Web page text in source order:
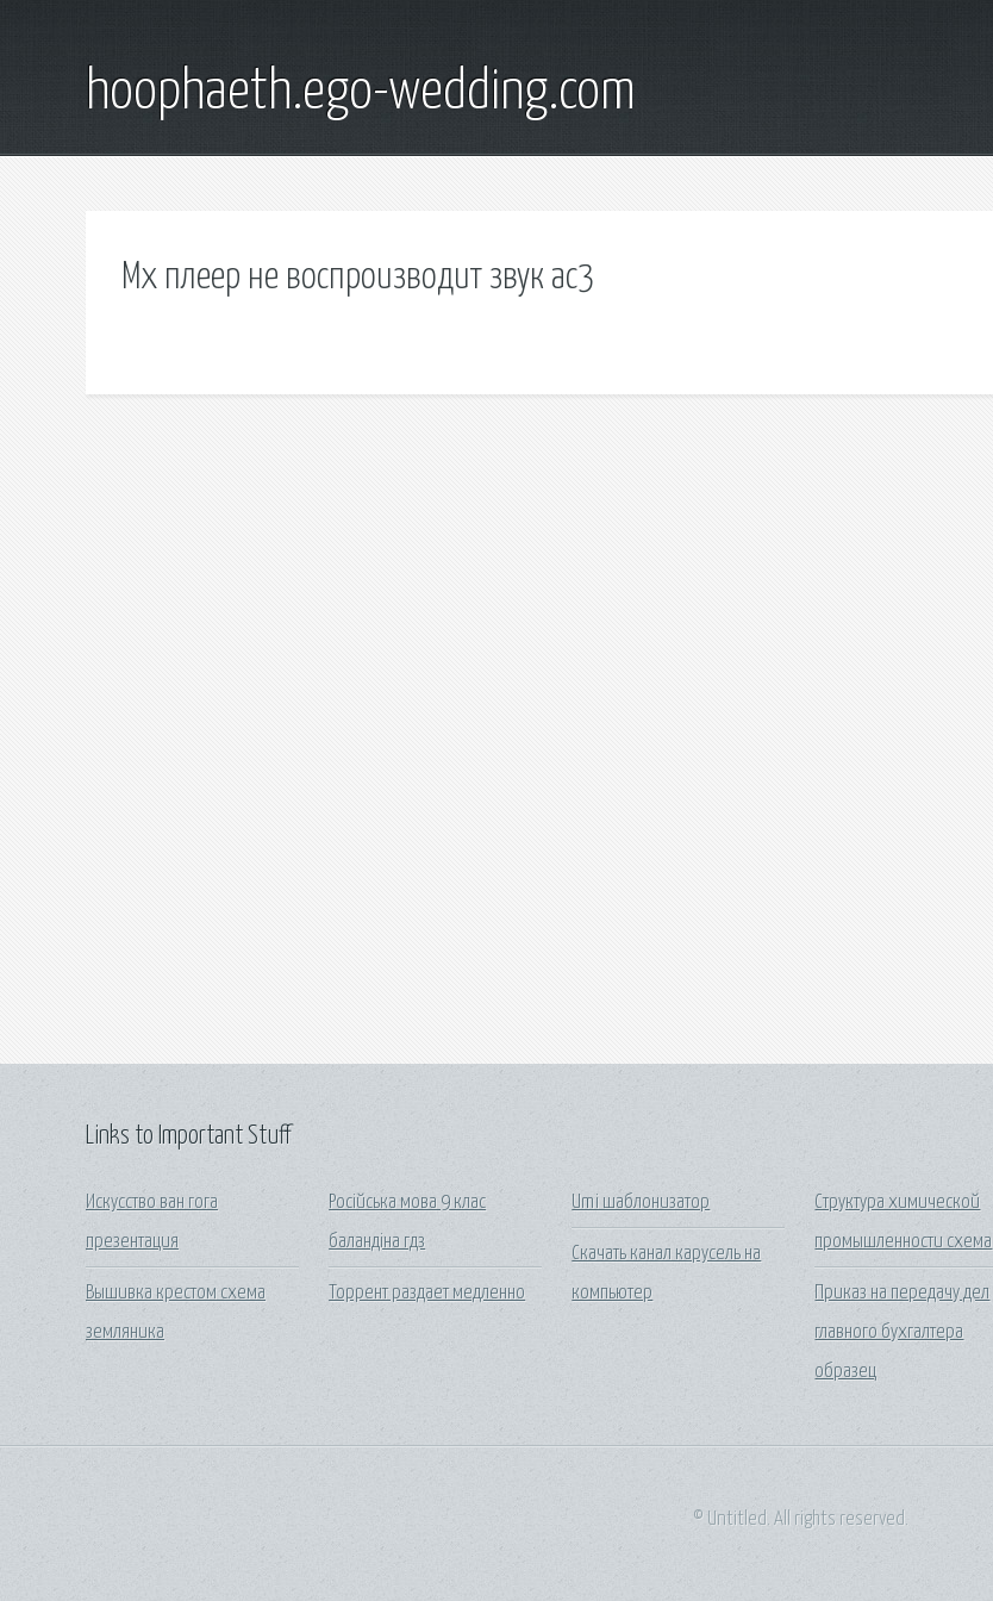
hoophaeth.ego-wedding.com
Мх плеер не воспроизводит звук ас3
Links to Important Stuff
Искусство ван гога
презентация
Вышивка крестом схема
земляника
Російська мова 9 клас
баландіна гдз
Торрент раздает медленно
Umi шаблонизатор
Скачать канал карусель на
компьютер
Структура химической
промышленности схема
Приказ на передачу дел
главного бухгалтера
образец
© Untitled. All rights reserved.